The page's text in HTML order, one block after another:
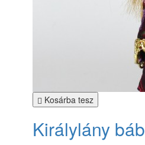
Kosárba tesz
Királylány báb